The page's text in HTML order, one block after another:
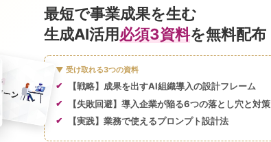
最短で事業成果を生む
生成AI活用必須3資料を無料配布
▼ 受け取れる3つの資料
【戦略】成果を出すAI組織導入の設計フレーム
【失敗回避】導入企業が陥る6つの落とし穴と対策
【実践】業務で使えるプロンプト設計法